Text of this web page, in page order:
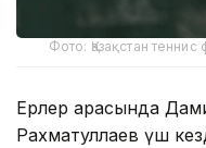
Фото: Қазақстан
Ерлер арасында
Рахматуллаев үш